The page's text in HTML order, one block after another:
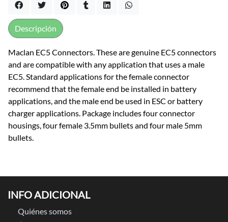
Maclan EC5 Connectors. These are genuine EC5 connectors
and are compatible with any application that uses a male
EC5. Standard applications for the female connector
recommend that the female end be installed in battery
applications, and the male end be used in ESC or battery
charger applications. Package includes four connector
housings, four female 3.5mm bullets and four male 5mm
bullets.
Descripción
INFO ADICIONAL
Quiénes somos